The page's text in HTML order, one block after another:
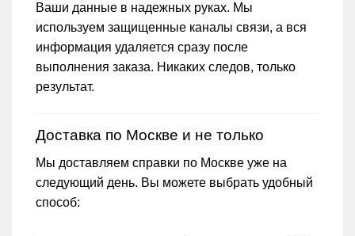
Ваши данные в надежных руках. Мы
используем защищенные каналы связи, а вся
информация удаляется сразу после
выполнения заказа. Никаких следов, только
результат.
Доставка по Москве и не только
Мы доставляем справки по Москве уже на
следующий день. Вы можете выбрать удобный
способ: